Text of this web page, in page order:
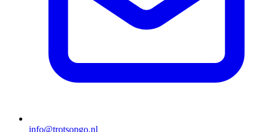
info@trotsopgo.nl